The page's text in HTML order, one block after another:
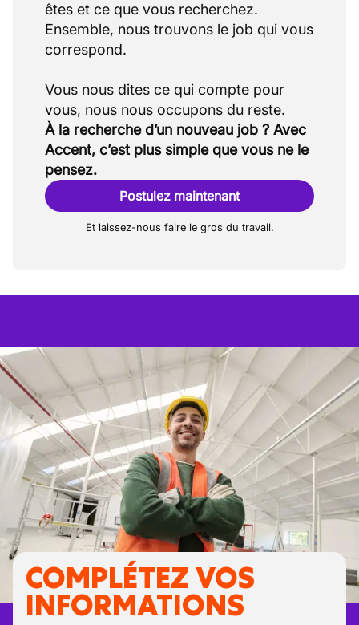
êtes et ce que vous recherchez.
Ensemble, nous trouvons le job qui vous
correspond.
Vous nous dites ce qui compte pour
À la recherche d’un nouveau job ? Avec
Accent, c’est plus simple que vous ne le
pensez.
Postulez maintenant
Et laissez-nous faire le gros du travail.
COMPLÉTEZ VOS
INFORMATIONS